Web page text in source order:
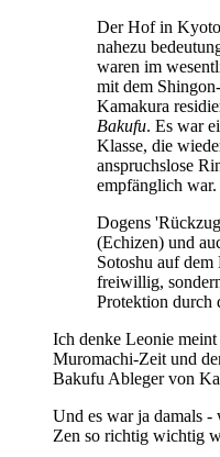
Der Hof in
nahezu
waren im
mit dem
Kamakura
Bakufu. Es war
Klasse, die
anspruchslose
empfänglich war.
Dogens
(Echizen) und
Sotoshu auf
freiwillig,
Protektion durch
Ich denke Leonie
Muromachi-Zeit und
Bakufu Ableger von
Und es war ja damals -
Zen so richtig wichtig